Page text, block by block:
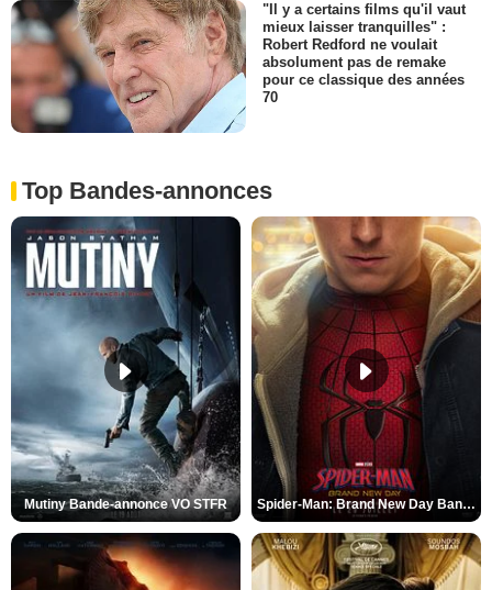
"Il y a certains films qu'il vaut
mieux laisser tranquilles" :
Robert Redford ne voulait
absolument pas de remake
pour ce classique des années
70
Top Bandes-annonces
Mutiny Bande-annonce VO STFR Spider-Man: Brand New Day Bande-annonce VO STFR